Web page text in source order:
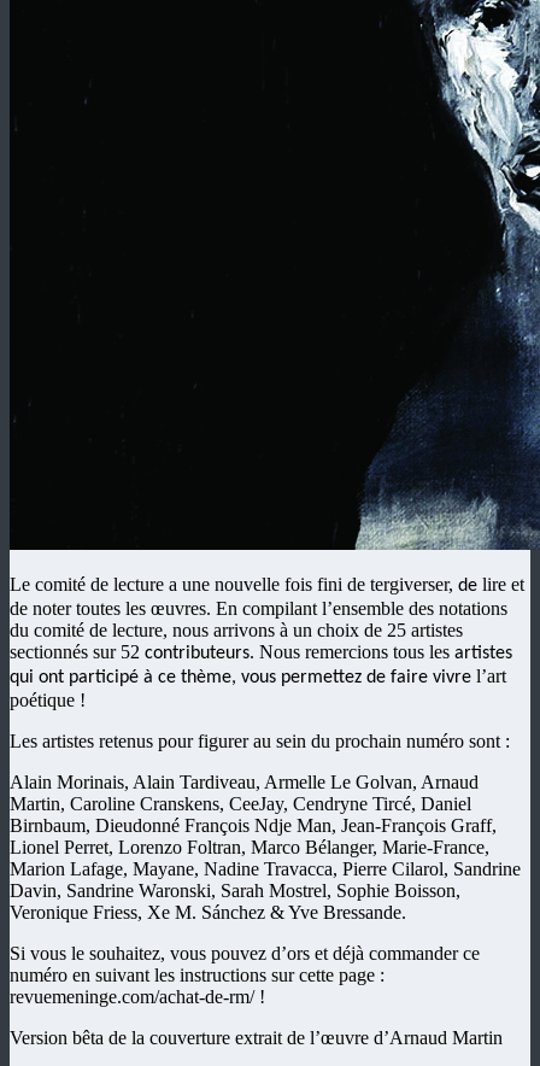
Le comité de lecture a une nouvelle fois fini de tergiverser, de lire et
de notertoutes les œuvres. En compilant l’ensemble des notations
du comité de lecture, nous arrivons à un choix de 25 artistes
sectionnés sur 52 contributeurs. Nous remercions tous les artistes
qui ont participé à ce thème, vous permettez de faire vivre l’art
poétique !
Les artistes retenus pour figurer au sein du prochain numéro sont :
Alain Morinais, Alain Tardiveau, Armelle Le Golvan, Arnaud
Martin, Caroline Cranskens, CeeJay, Cendryne Tircé, Daniel
Birnbaum, Dieudonné François Ndje Man, Jean-François Graff,
Lionel Perret, Lorenzo Foltran, Marco Bélanger, Marie-France,
Marion Lafage, Mayane, Nadine Travacca, Pierre Cilarol, Sandrine
Davin, Sandrine Waronski‌, Sarah Mostrel, Sophie Boisson,
Veronique Friess, Xe M. Sánchez & Yve Bressande.
Si vous le souhaitez, vous pouvez d’ors et déjà commander ce
numéro en suivant les instructions sur cette page :
revuemeninge.com/achat-de-rm/ !
Version bêta de la couverture extrait de l’œuvre d’Arnaud Martin